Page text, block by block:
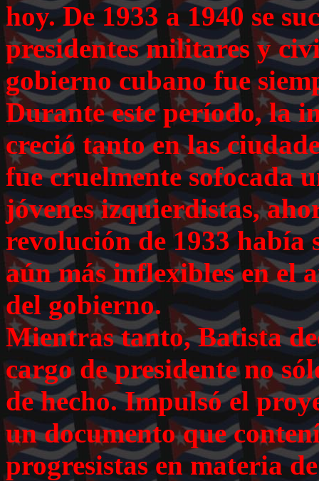
hoy. De 1933 a 1940 se
presidentes militares y
gobierno cubano fue
Durante este período, la
creció tanto en las
fue cruelmente sofocada
jóvenes izquierdistas,
revolución de 1933
aún más inflexibles en el
del gobierno.
Mientras tanto, Batista
cargo de presidente no
de hecho. Impulsó el
un documento que
progresistas en materia